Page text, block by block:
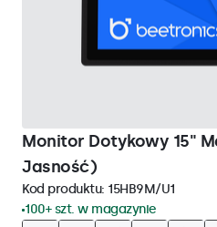
Monitor Dotykowy 15"
Jasność)
Kod produktu: 15HB9M/U1
100+ szt. w magazynie